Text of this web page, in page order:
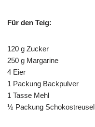
Für den Teig:
120 g Zucker
250 g Margarine
4 Eier
1 Packung Backpulver
1 Tasse Mehl
½ Packung Schokostreusel